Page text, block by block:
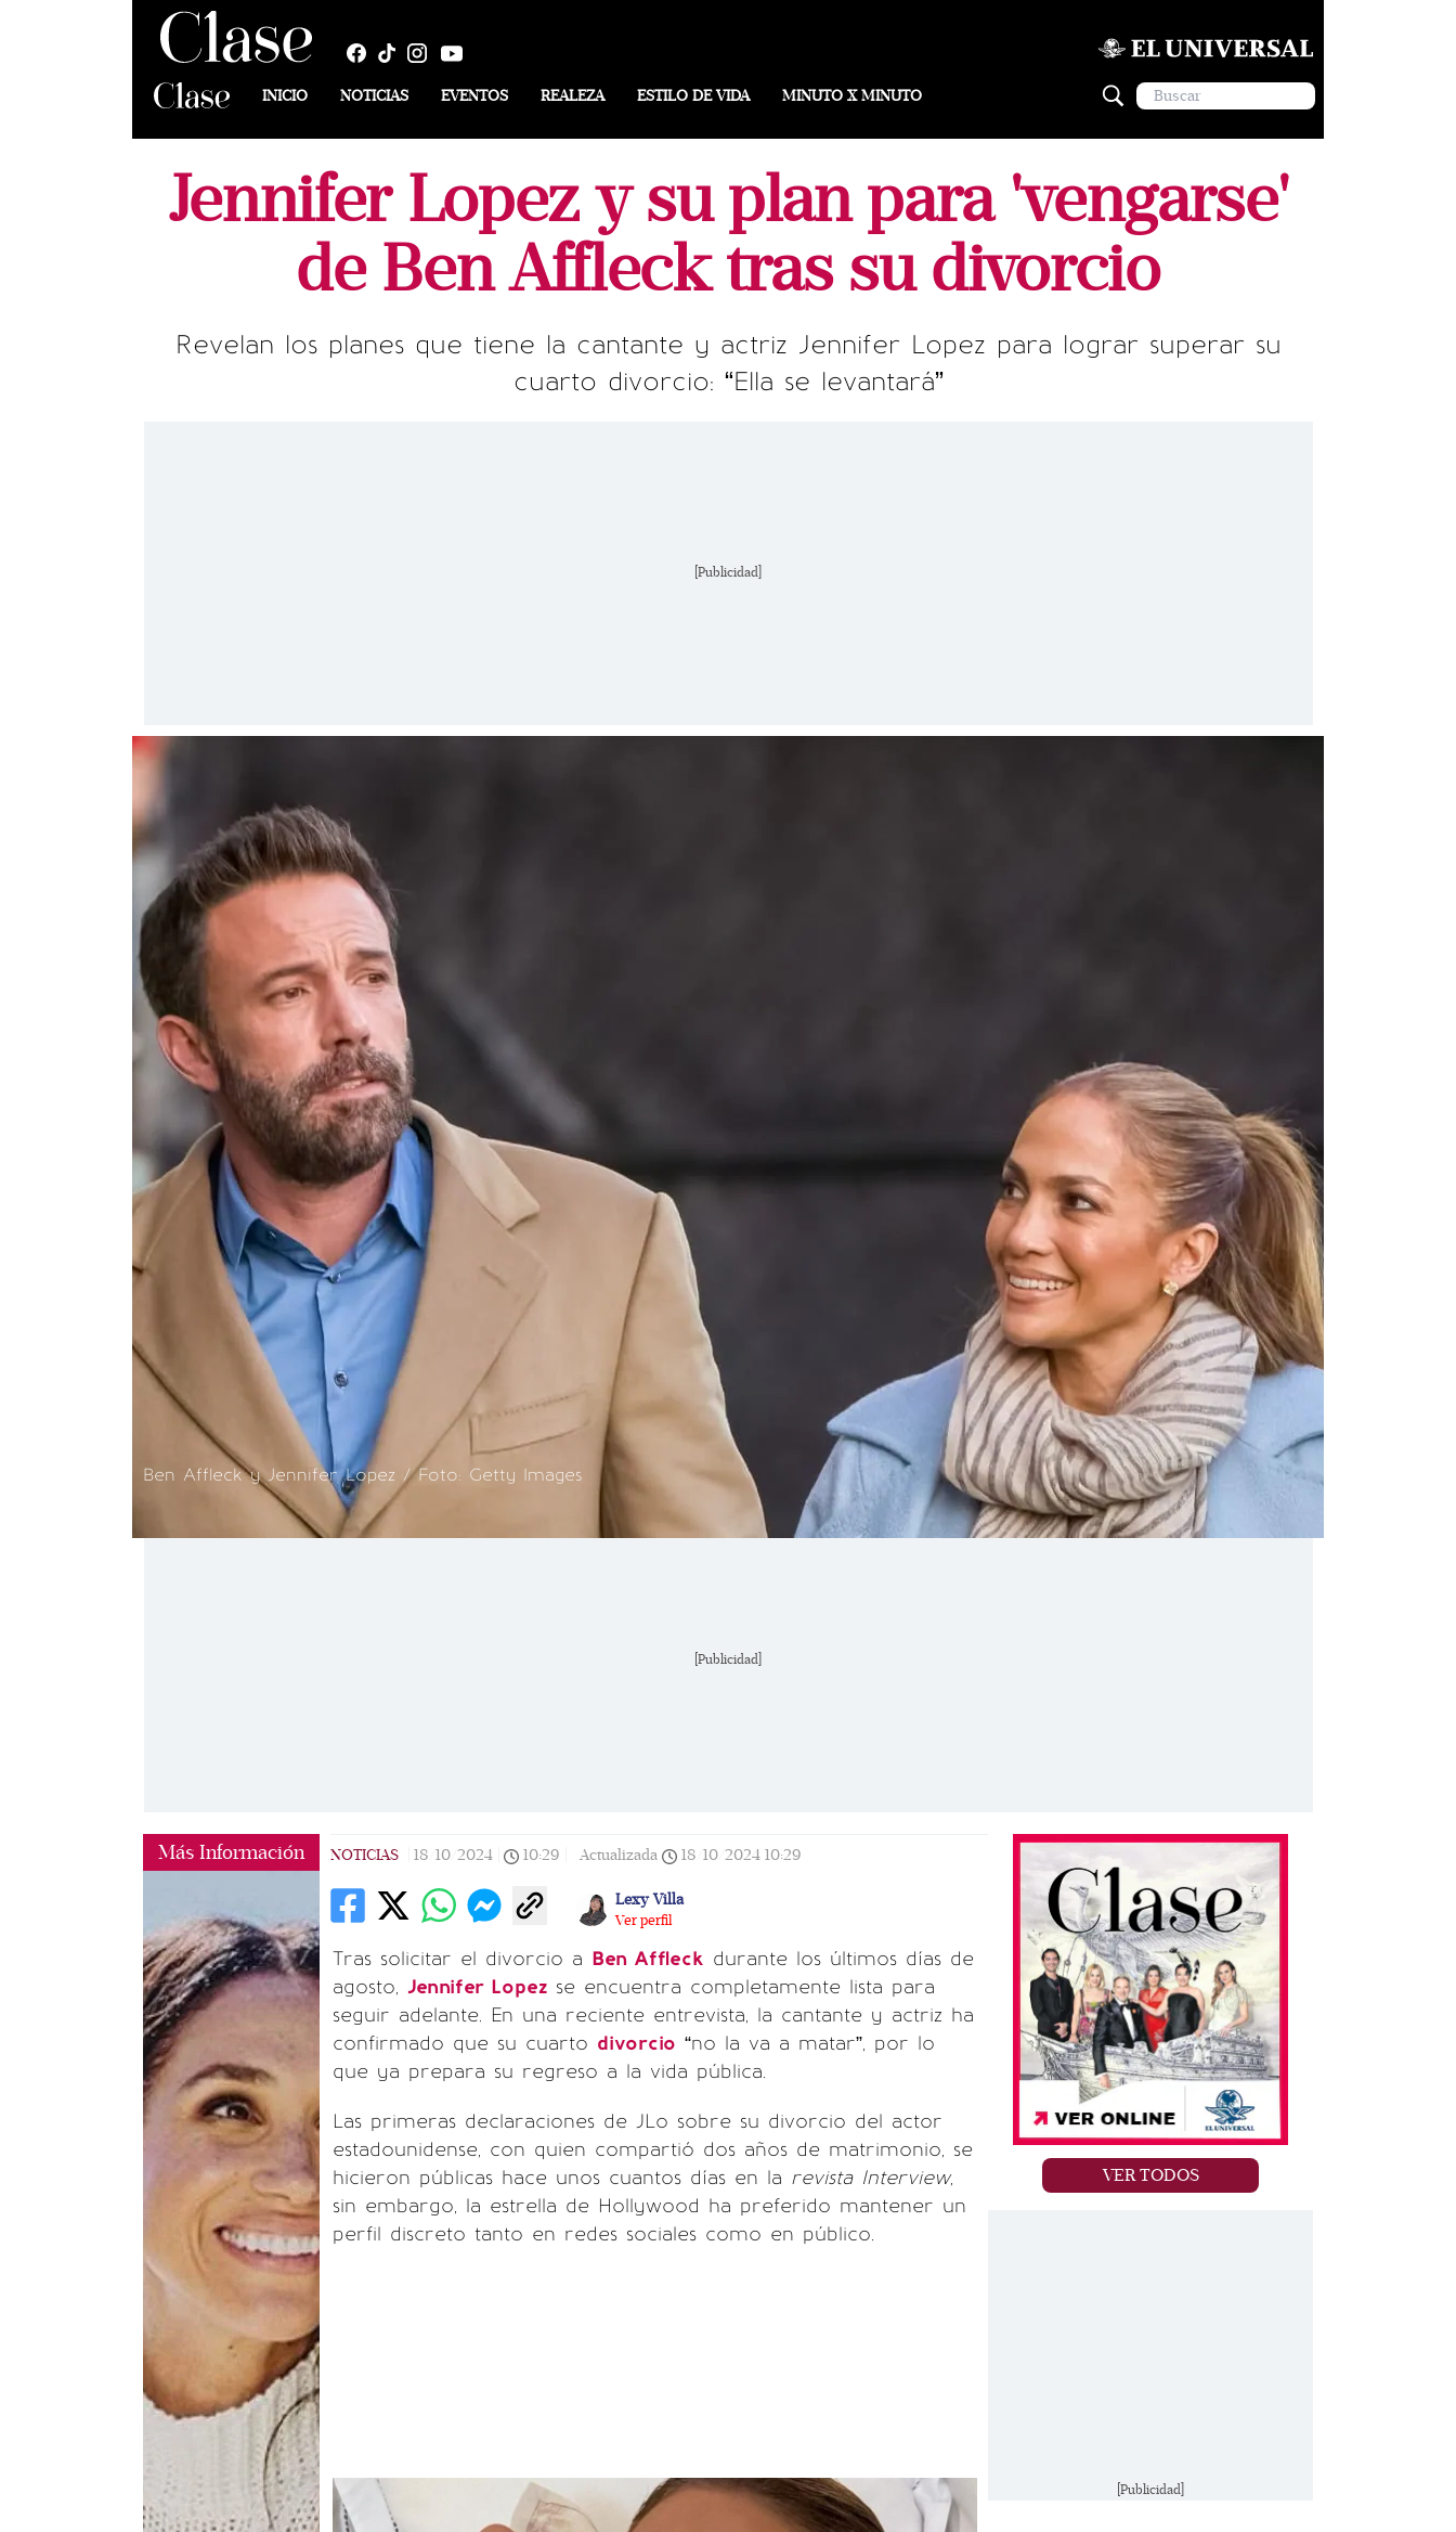
INICIO NOTICIAS EVENTOS REALEZA ESTILO DE VIDA MINUTO X MINUTO
Jennifer Lopez y su plan para 'vengarse'
de Ben Affleck tras su divorcio
Revelan los planes que tiene la cantante y actriz Jennifer Lopez para lograr superar su
cuarto divorcio: “Ella se levantará”
[Publicidad]
Ben Affleck y Jennifer Lopez / Foto: Getty Images
[Publicidad]
Más Información NOTICIAS 18/10/2024 10:29 Actualizada 18/10/2024 10:29
Lexy Villa
Ver perfil
Tras solicitar el divorcio a Ben Affleck durante los últimos días de
agosto, Jennifer Lopez se encuentra completamente lista para
seguir adelante. En una reciente entrevista, la cantante y actriz ha
confirmado que su cuarto divorcio “no la va a matar”, por lo
que ya prepara su regreso a la vida pública.
Las primeras declaraciones de JLo sobre su divorcio del actor
estadounidense, con quien compartió dos años de matrimonio, se
hicieron públicas hace unos cuantos días en la revista Interview,
sin embargo, la estrella de Hollywood ha preferido mantener un
perfil discreto tanto en redes sociales como en público.
VER TODOS
[Publicidad]